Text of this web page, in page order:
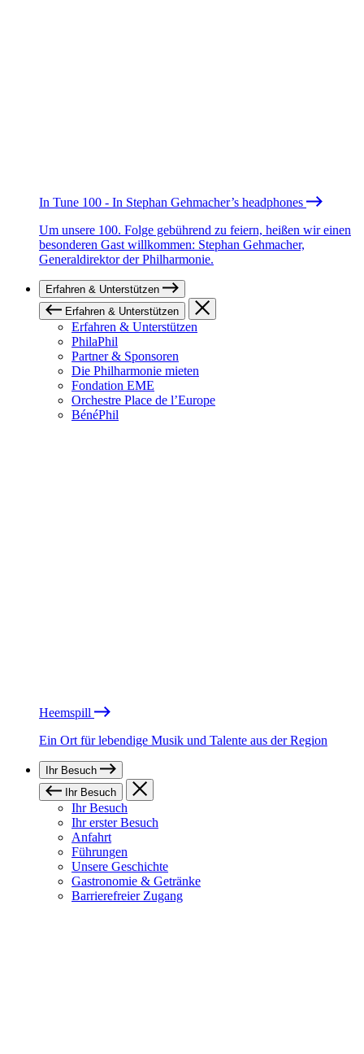
In Tune 100 - In Stephan Gehmacher’s headphones
Um unsere 100. Folge gebührend zu feiern, heißen wir einen
besonderen Gast willkommen: Stephan Gehmacher,
Generaldirektor der Philharmonie.
Erfahren & Unterstützen
Erfahren & Unterstützen
Erfahren & Unterstützen
PhilaPhil
Partner & Sponsoren
Die Philharmonie mieten
Fondation EME
Orchestre Place de l’Europe
BénéPhil
Heemspill
Ein Ort für lebendige Musik und Talente aus der Region
Ihr Besuch
Ihr Besuch
Ihr Besuch
Ihr erster Besuch
Anfahrt
Führungen
Unsere Geschichte
Gastronomie & Getränke
Barrierefreier Zugang